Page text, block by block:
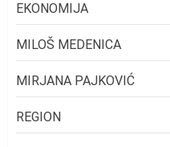
EKONOMIJA
MILOŠ MEDENICA
MIRJANA PAJKOVIĆ
REGION